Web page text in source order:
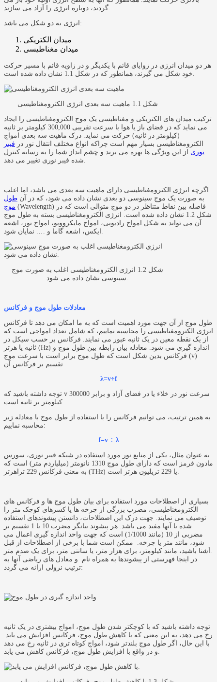
گردند، دوباره انرژی را آزاد می سازند.
انرژی به دو شکل می باشد:
میدان الکتریکی
میدان مغناطیسی
هر دو میدان انرژی در زوایای قائم با یکدیگر و در زاویه قائم با مسیر حرکت
خود شکل می گیرند، همانطور که در شکل 1.1 نشان داده شده است.
شکل 1.1 ماهیت سه بعدی انرژی الکترومغناطیسی
ترکیب میدان های الکتریکی و مغناطیسی یک موج الکترومغناطیسی را ایجاد
می نماید که در فضای باز یا هوا با سرعت تقریبی 300,000 کیلومتر بر ثانیه
(کیلومتر در ثانیه) حرکت می نماید. درک ماهیت سه بعدی امواج
الکترومغناطیسی بسیار مهم است چراکه انواع مختلف انتقال نور در فیبر
نوری از این ویژگی ها بهره می برند و چشم انداز شما را به رسانه کنترل
شده فیبر نوری تغییر می دهد.
اگرچه انرژی الکترومغناطیسی دارای ماهیت سه بعدی می باشد، اما اغلب
به صورت یک موج سینوسی دو بعدی نشان داده می شود، که در آن طول
موج (Wavelength) فاصله بین نقاط متناظر در دو موج متوالی است که در
شکل 1.2 نشان داده شده است. انرژی الکترومغناطیسی بسته به طول موج
آن می تواند به شکل امواج رادیویی، امواج مایکروویو، امواج نور، اشعه
ایکس، اشعه گاما و …. نمایان شود.
شکل 1.2 انرژی الکترومغناطیسی اغلب به صورت موج
سینوسی نشان داده می شود.
معادلات طول موج و فرکانس
طول موج از آن جهت مورد اهمیت است که به ما امکان می دهد تا فرکانس
انرژی الکترومغناطیسی را محاسبه نماییم، که شامل تعداد امواجی است که
از یک نقطه معین در یک ثانیه عبور می نمایند. فرکانس بر حسب سیکل در
ثانیه یا هرتز (Hz) اندازه گیری می شود. معادله بیان رابطه بین طول موج و
فرکانس بدین شکل است که طول موج برابر است با سرعت موج (v)
تقسیم بر فرکانس آن
λ=v÷f
توجه داشته باشید که v سرعت نور در خلاء یا در فضای آزاد و برابر 300000
کیلومتر بر ثانیه است.
به همین ترتیب، می توانیم فرکانس را با استفاده از طول موج با معادله زیر
محاسبه نماییم:
f=v ÷ λ
به عنوان مثال، یکی از منابع نور مورد استفاده در شبکه فیبر نوری، سورس
مادون قرمز است که دارای طول موج 1310 نانومتر (میلیاردم متر) است که
به معنی فرکانس 229 تراهرتز (THz) یا 229 تریلیون هرتز است.
بسیاری از اصطلاحات مورد استفاده برای بیان طول موج ها و فرکانس های
الکترومغناطیسی، مضرب بزرگی از چرخه ها یا کسرهای کوچک متر را
توصیف می نمایند. جهت درک این اصطلاحات، دانستن پیشوندهای استفاده
شده با آنها مفید می باشد. هر پیشوند بیانگر مضرب 10 یا 1 تقسیم بر
مضربی از 10 (مانند 1/1000) است که جهت واحد اندازه گیری اعمال می
شود، مانند متر یا چرخه. ممکن است شما با برخی از اصطلاحات از قبل
آشنا باشید، مانند کیلومتر، برای هزار متر، یا سانتی متر، برای یک صدم متر.
در اینجا فهرستی از پیشوندها به همراه نام و معادل های ریاضی آنها به
ترتیب نزولی ارائه می گردد:
توجه داشته باشید که با کوچکتر شدن طول موج، امواج بیشتری در یک ثانیه
رخ می دهد، به این معنی که با کاهش طول موج، فرکانس افزایش می یابد.
با این حال، اگر طول موج بلندتر شود، امواج کوتاه تری در ثانیه رخ می دهد
و در واقع با افزایش طول موج، فرکانس کاهش می یابد.